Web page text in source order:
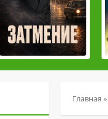
Главная »